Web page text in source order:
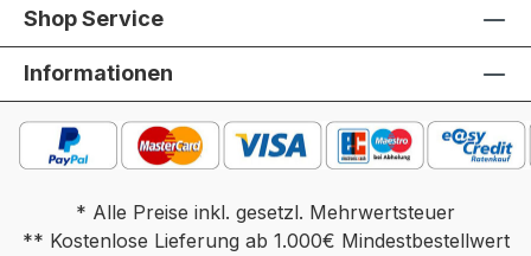
verschiedenen Bildschirmen abweichen.
Deko oder andere Beimöbel sind nicht
enthalten. Abbildung kann abweichen.
Shop Service
Informationen
* Alle Preise inkl. gesetzl. Mehrwertsteuer
** Kostenlose Lieferung ab 1.000€ Mindestbestellwert